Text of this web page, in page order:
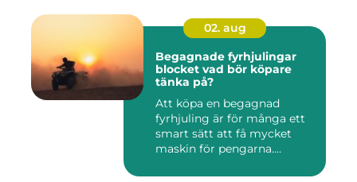
02. aug
Begagnade fyrhjulingar
blocket vad bör köpare
tänka på?
Att köpa en begagnad
fyrhjuling är för många ett
smart sätt att få mycket
maskin för pengarna.